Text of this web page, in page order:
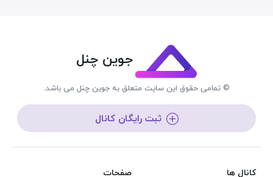
جوین چنل
© تمامی حقوق این سایت متعلق به جوین چنل می باشد.
ثبت رایگان کانال
کانال ها صفحات